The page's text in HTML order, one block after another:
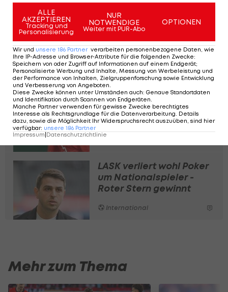
denLASKauf. Der Rechtsverteidiger kam 16 Mal
für die Linzer zum Zug.
Seit 2024 steht Ba bei der Eintracht unter Vertrag,
kam dort bisher nur 13 Mal für die Profis zum Zug.
Sein Vertrag läuft bis 2027.
Stefan Posch: Bewegung
im Transferpoker
LASK verliert wohl Poker
um Nationalspieler -
Roter Stern gewinnt
International
Mehr zum Thema
ALLE
AKZEPTIEREN
Tracking und
Personalisierung
NUR
NOTWENDIGE
Weiter mit PUR-Abo
OPTIONEN
Wir und unsere 186 Partner verarbeiten personenbezogene Daten, wie
Ihre IP-Adresse und Browser-Attribute für die folgenden Zwecke:
Speichern von oder Zugriff auf Informationen auf einem Endgerät;
Personalisierte Werbung und Inhalte, Messung von Werbeleistung und
der Performance von Inhalten, Zielgruppenforschung sowie Entwicklung
und Verbesserung von Angeboten.
Diese Zwecke können unter Umständen auch: Genaue Standortdaten
und Identifikation durch Scannen von Endgeräten.
Manche Partner verwenden für gewisse Zwecke berechtigtes
Interesse als Rechtsgrundlage für die Datenverarbeitung. Details
dazu, sowie die Möglichkeit Ihr Widerspruchsrecht auszuüben, sind hier
verfügbar: unsere 186 Partner
Impressum Datenschutzrichtlinie